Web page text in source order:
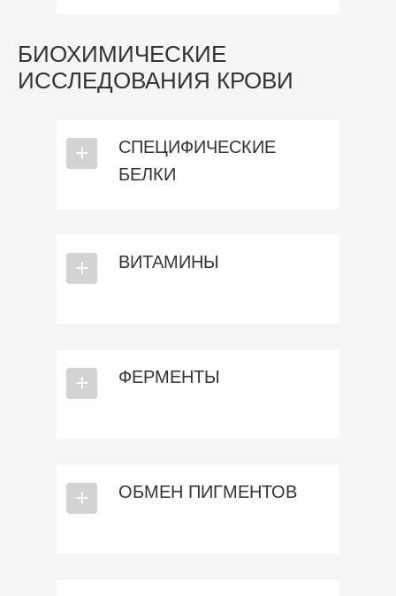
БИОХИМИЧЕСКИЕ
ИССЛЕДОВАНИЯ КРОВИ
СПЕЦИФИЧЕСКИЕ
БЕЛКИ
⎯
+
ВИТАМИНЫ
⎯
+
ФЕРМЕНТЫ
⎯
+
ОБМЕН ПИГМЕНТОВ
⎯
+